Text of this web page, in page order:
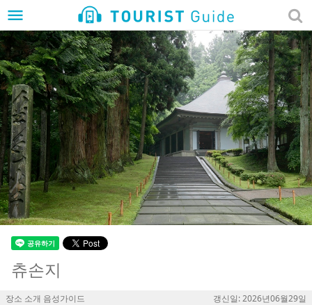
menu
츄손지
장소 소개 음성가이드 갱신일: 2026년06월29일